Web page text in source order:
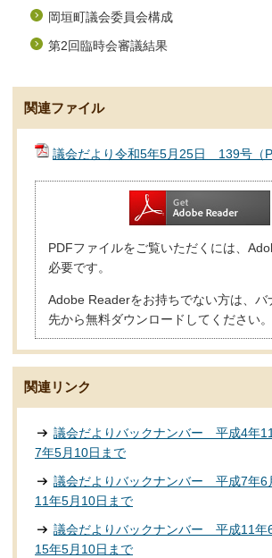
岡垣町議会委員会構成
第2回臨時会審議結果
関連ファイル
議会だより令和5年5月25日 139号（
PDFファイルをご覧いただくには、
必要です。
Adobe Readerをお持ちでない方は、バ
先から無料ダウンロードしてください。
関連リンク
議会だよりバックナンバー 平成4年
7年5月10日まで
議会だよりバックナンバー 平成7年6
11年5月10日まで
議会だよりバックナンバー 平成11年
15年5月10日まで